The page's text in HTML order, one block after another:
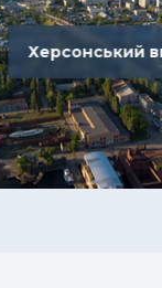
Херсонський